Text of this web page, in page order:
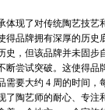
体现了对传统陶艺技
品牌拥有深厚的历史
史，但该品牌并未固
尝试突破。这使得品
需要大约 4 周的时间
了陶艺师的耐心、专注